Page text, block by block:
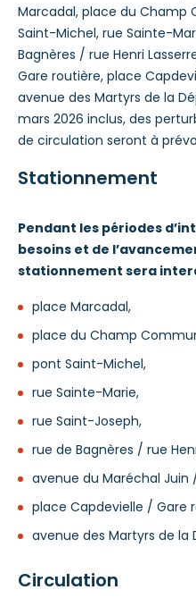
Marcadal, place du Champ
Saint-Michel, rue Sainte-
Bagnères / rue Henri
Gare routière, place
avenue des Martyrs de la
mars 2026 inclus, des
de circulation seront à
Stationnement
Pendant les périodes
besoins et de
stationnement sera
place Marcadal,
place du Champ
pont Saint-Michel,
rue Sainte-Marie,
rue Saint-Joseph,
rue de Bagnères / rue
avenue du Maréchal Juin
place Capdevielle / Gare
avenue des Martyrs de la
Circulation